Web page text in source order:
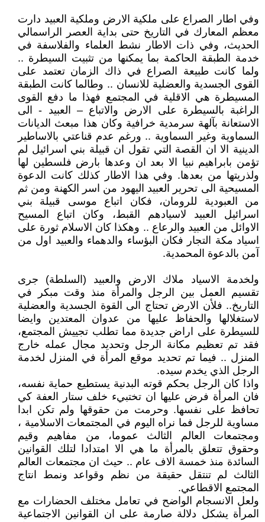
وفي اطار الصراع على ملكية الارض وملكية العبيد دارت
معظم المعارك في التاريخ حتى بداية العصر الراسمالي
الحديث، وفي ذات الاطار نشط العلماء والفلاسفة في
خدمة الطبقة الحاكمة بما يمكنها من تثبيت السيطرة ..
ولما كانت طبيعة الصراع في ذاك الزمان تعتمد على
القوى الجسدية والعضلية للانسان .. وطالما كانت الطبقة
المسيطرة هي الاقلية في المجتمع فهذا ما دفع القوى
الراغبة بالسيطرة على الارض والاتباع – العبيد - الى
الاستعانة بآلهة سرمدية خرافية وكان هذا مبعث الديانات
السماوية وغير السماوية .. ورغم عدم قناعتي بالاساطير
الدينية الا ان القصة التي تقول ان قبيلة بني اسرائيل لم
تؤمن بابراهيم نبيا الا بعد ان وعدها بارض فلسطين لها
ولذريتها من بعدها. وفي هذا الاطار كذلك كانت الدعوة
المسيحية الى تحرير العبيد اليهود من اسر الكهنة ومن ثم
من العبودية للرومان، فكان اتباع موسى قبيلة بني
اسرائيل العبيد لاسيادهم القبط، وكان اتباع المسيح
الاوائل من العبيد والرعاع .. وهكذا كان الاسلام ثورة على
اسياد مكة التجار فكان البؤساء والدهماء والعبيد اول من
آمن بالدعوة المحمدية.
ولخدمة الاسياد ملاك الارض والعبيد (السلطة) جرى
تقسيم العمل بين الرجل والمرأة منذ وقت مبكر في
التاريخ.. فلأن الارض تحتاج الى القوة الجسدية والعضلية
لاستغلالها والحفاظ عليها من عدوان المعتدين وايضا
للسيطرة على اراض جديدة مما تطلب تجييش المجتمع،
فقد تم تعظيم مكانة الرجل وتحديد مجال عمله خارج
المنزل .. فيما تم تحديد موقع المرأة في المنزل لخدمة
الرجل الذي يخدم سيده.
واذا كان الرجل بحكم قوته البدنية يستطيع حماية نفسه،
فان المرأة فرض عليها ان تختبيء خلف ستار العفة كي
تحافظ على نفسها. وحرمت من حقوقها ولم تكن ابدا
مساوية للرجل فما نراه اليوم في المجتمعات الاسلامية ،
ومجتمعات العالم الثالث عموما، من مفاهيم وقيم
وحقوق تتعلق بالمرأة ما هي الا امتدادا لتلك القوانين
السائدة منذ خمسة الاف عام .. حيث ان مجتمعات العالم
الثالث لم تنتقل حقيقة من نظم وقواعد ونمط انتاج
المجتمع الاقطاعي.
ولعل الانسجام الواضح في تعامل مختلف الحضارات مع
المرأة يشكل دلالة صارمة على ان القوانين الاجتماعية